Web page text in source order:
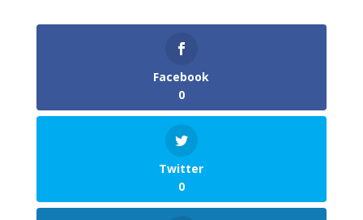
Facebook
0
Twitter
0